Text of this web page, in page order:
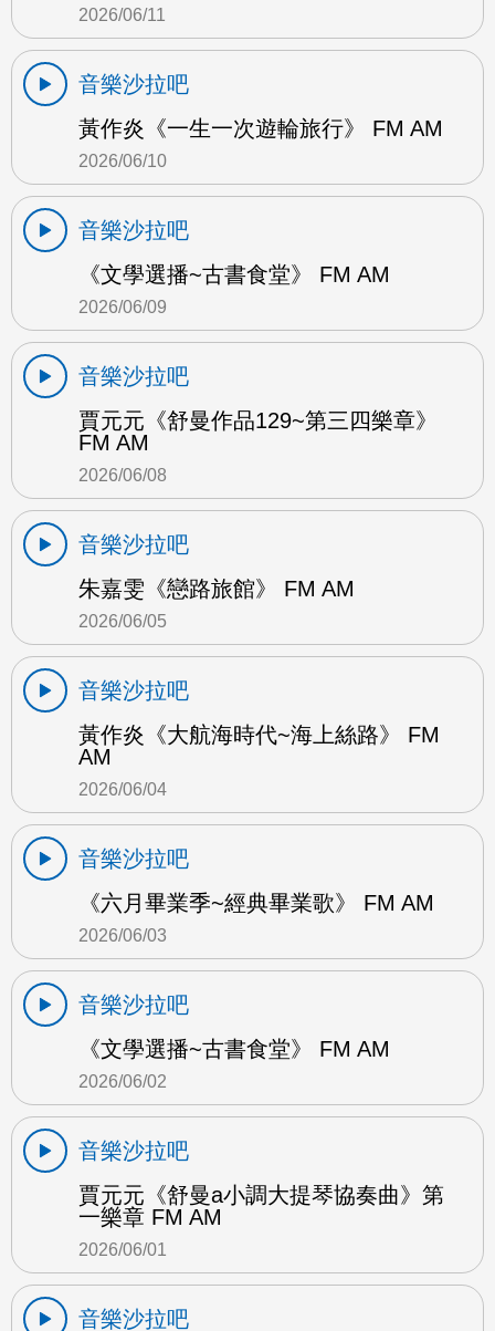
2026/06/11
音樂沙拉吧
黃作炎《一生一次遊輪旅行》 FM AM
2026/06/10
音樂沙拉吧
《文學選播~古書食堂》 FM AM
2026/06/09
音樂沙拉吧
賈元元《舒曼作品129~第三四樂章》
FM AM
2026/06/08
音樂沙拉吧
朱嘉雯《戀路旅館》 FM AM
2026/06/05
音樂沙拉吧
黃作炎《大航海時代~海上絲路》 FM
AM
2026/06/04
音樂沙拉吧
《六月畢業季~經典畢業歌》 FM AM
2026/06/03
音樂沙拉吧
《文學選播~古書食堂》 FM AM
2026/06/02
音樂沙拉吧
賈元元《舒曼a小調大提琴協奏曲》第
一樂章 FM AM
2026/06/01
音樂沙拉吧